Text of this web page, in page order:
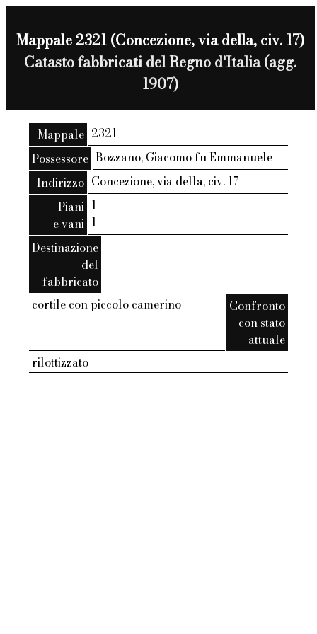
Mappale 2321 (Concezione, via della, civ. 17)
Catasto fabbricati del Regno d'Italia (agg.
1907)
Mappale 2321
Possessore Bozzano, Giacomo fu Emmanuele
Indirizzo Concezione, via della, civ. 17
Piani
e vani
1
1
Destinazione
del
fabbricato
cortile con piccolo camerino
Confronto
con stato
attuale
rilottizzato